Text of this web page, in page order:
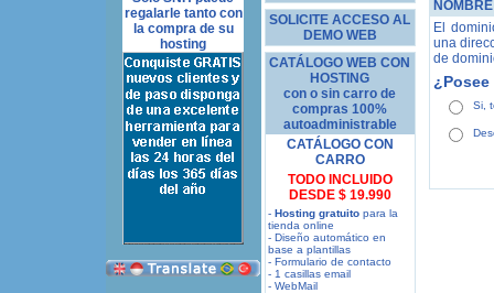
regalarle tanto con
la compra de su
hosting
SOLICITE ACCESO AL
DEMO WEB
CATÁLOGO WEB CON
HOSTING
con o sin carro de
compras 100%
autoadministrable
CATÁLOGO CON
CARRO
TODO INCLUIDO
DESDE $ 19.990
- Hosting gratuitopara la
tienda online
- Diseño automático en
base a plantillas
- Formulario de contacto
- 1 casillas email
- WebMail
El
una
de
Si,